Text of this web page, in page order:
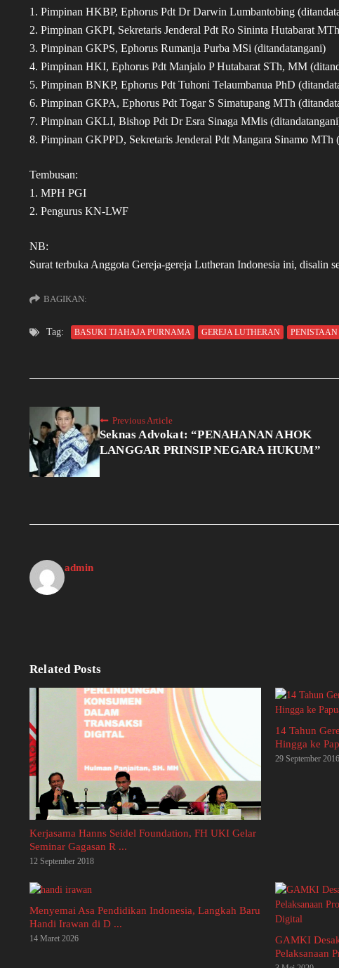
1. Pimpinan HKBP, Ephorus Pdt Dr Darwin Lumbantobing
2. Pimpinan GKPI, Sekretaris Jenderal Pdt Ro Sininta Hutabarat
3. Pimpinan GKPS, Ephorus Rumanja Purba MSi (ditandatangani)
4. Pimpinan HKI, Ephorus Pdt Manjalo P Hutabarat STh, MM
5. Pimpinan BNKP, Ephorus Pdt Tuhoni Telaumbanua PhD
6. Pimpinan GKPA, Ephorus Pdt Togar S Simatupang MTh
7. Pimpinan GKLI, Bishop Pdt Dr Esra Sinaga MMis
8. Pimpinan GKPPD, Sekretaris Jenderal Pdt Mangara Sinamo MTh
Tembusan:
1. MPH PGI
2. Pengurus KN-LWF
NB:
Surat terbuka Anggota Gereja-gereja Lutheran Indonesia ini, disalin
BAGIKAN:
Tag: BASUKI TJAHAJA PURNAMA GEREJA LUTHERAN
Previous Article
Seknas Advokat: “PENAHANAN AHOK
LANGGAR PRINSIP NEGARA HUKUM”
admin
Related Posts
Kerjasama Hanns Seidel Foundation, FH UKI Gelar
Seminar Gagasan R ...
12 September 2018
14 Tahun
Hingga ke
29 September 2016
Menyemai Asa Pendidikan Indonesia, Langkah Baru
Handi Irawan di D ...
14 Maret 2026
GAMKI
Pelaksanaan